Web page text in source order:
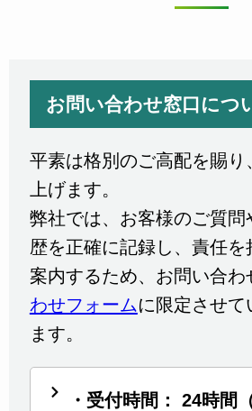
お問い合わせ窓口につ
平素は格別のご高配を賜り
上げます。
弊社では、お客様のご質問
歴を正確に記録し、責任
案内するため、お問い合わ
わせフォームに限定させて
ます。
・受付時間： 24時間